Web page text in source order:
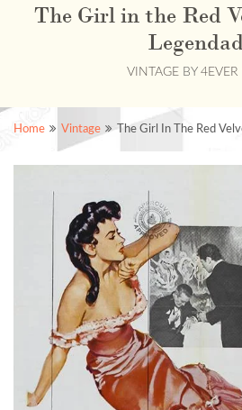
The Girl in the Red
VINTAGE BY 4EVER
Home Vintage The Girl In The Red